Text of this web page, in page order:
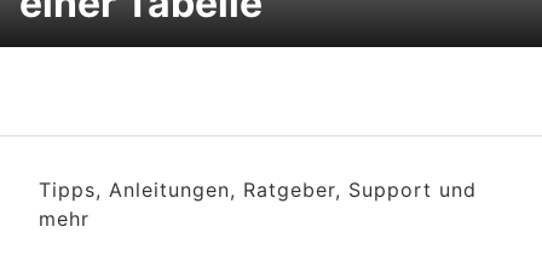
Tipps, Anleitungen, Ratgeber, Support und
mehr